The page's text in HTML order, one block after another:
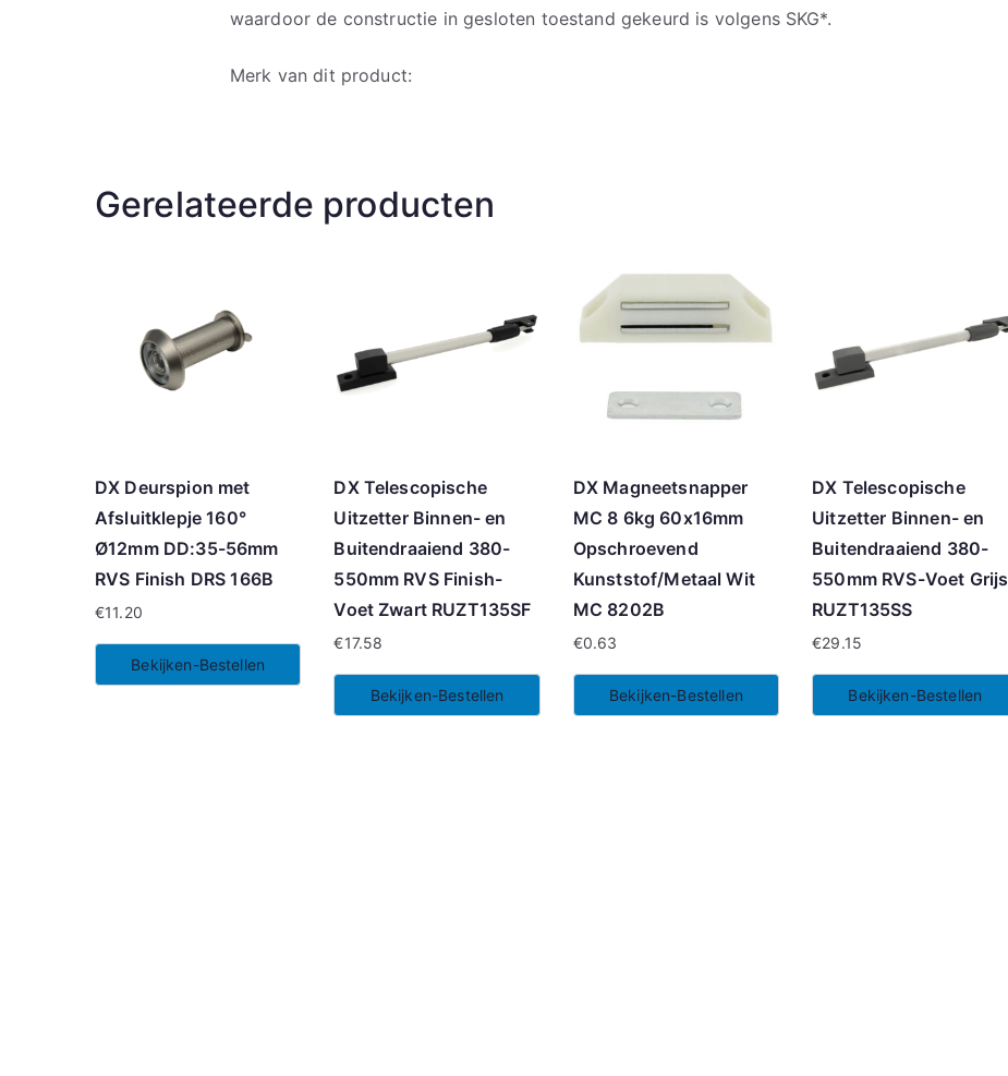
waardoor de constructie in gesloten toestand gekeurd is volgens SKG*.
Merk van dit product:
Gerelateerde producten
DX Deurspion met
Afsluitklepje 160°
Ø12mm DD:35-56mm
RVS Finish DRS 166B
€11.20
Bekijken-Bestellen
DX Telescopische
Uitzetter Binnen- en
Buitendraaiend 380-
550mm RVS Finish-
Voet Zwart RUZT135SF
€17.58
Bekijken-Bestellen
DX Magneetsnapper
MC 8 6kg 60x16mm
Opschroevend
Kunststof/Metaal Wit
MC 8202B
€0.63
Bekijken-Bestellen
DX Telescopische
Uitzetter Binnen- en
Buitendraaiend 380-
550mm RVS-Voet Grijs
RUZT135SS
€29.15
Bekijken-Bestellen